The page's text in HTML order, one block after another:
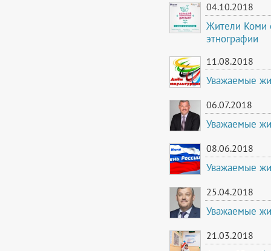
04.10.2018
Жители Коми
этнографии
11.08.2018
Уважаемые
06.07.2018
Уважаемые
08.06.2018
Уважаемые
25.04.2018
Уважаемые
21.03.2018